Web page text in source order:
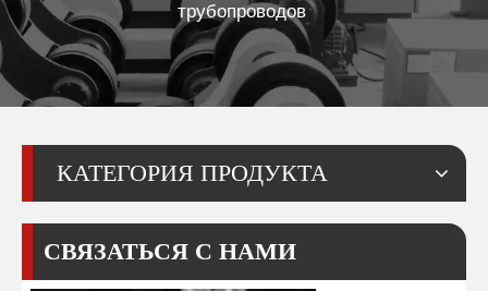
трубопроводов
КАТЕГОРИЯ ПРОДУКТА
СВЯЗАТЬСЯ С НАМИ